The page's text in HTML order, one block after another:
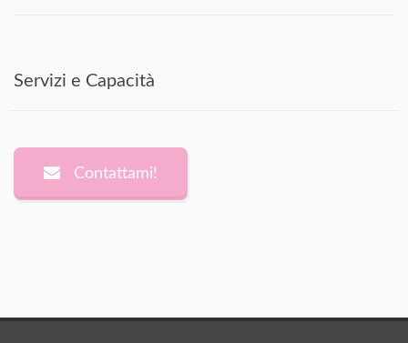
Servizi e Capacità
Contattami!